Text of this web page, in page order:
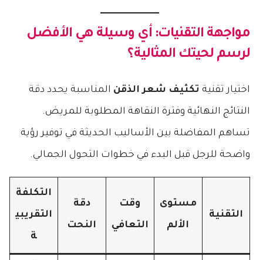
مواجهة التقنيات: أي وسيلة هي الأفضل
لرسم لحيتك المثالية؟
اختيار تقنية تكثيف شعر الذقن المناسبة يحدد دقة
النتائج النهائية وفترة النقاهة المطلوبة للمريض.
تساهم المفاضلة بين الأساليب الحديثة في توفير رؤية
واضحة للرجل قبل البدء في خطوات التحول الجمالي.
التقنية
مستوى
الألم
وقت
التعافي
دقة
النحت
التكلفة
التقريبي
ة